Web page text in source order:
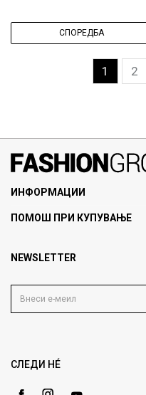
СПОРЕДБА
1 2
ИНФОРМАЦИИ
За нас
Продавници
Блог
Gift Card
ПОМОШ ПРИ КУПУВАЊЕ
Политика на приватност
Како да купите
Замена и рефундација на
NEWSLETTER
СЛЕДИ НÉ